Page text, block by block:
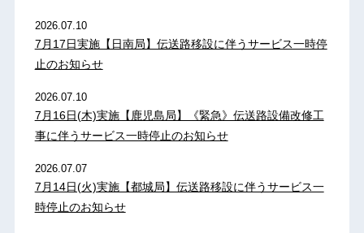
2026.07.10
7月17日実施【日南局】伝送路移設に伴うサービス一時停
止のお知らせ
2026.07.10
7月16日(木)実施【鹿児島局】《緊急》伝送路設備改修工
事に伴うサービス一時停止のお知らせ
2026.07.07
7月14日(火)実施【都城局】伝送路移設に伴うサービス一
時停止のお知らせ